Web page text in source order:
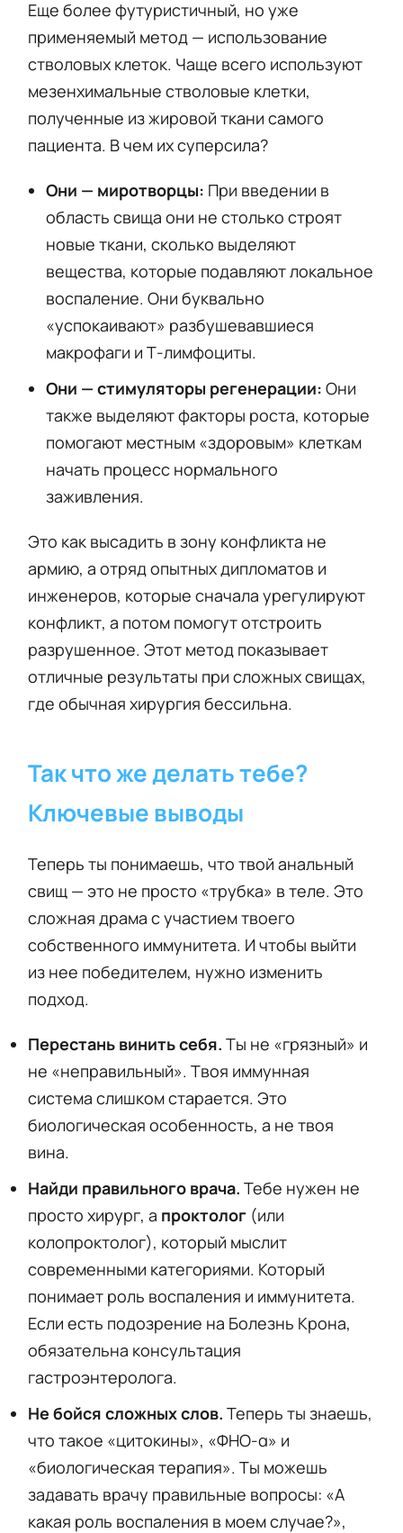
Еще более футуристичный, но уже
применяемый метод — использование
стволовых клеток. Чаще всего используют
мезенхимальные стволовые клетки,
полученные из жировой ткани самого
пациента. В чем их суперсила?
Они — миротворцы: При введении в
область свища они не столько строят
новые ткани, сколько выделяют
вещества, которые подавляют локальное
воспаление. Они буквально
«успокаивают» разбушевавшиеся
макрофаги и Т-лимфоциты.
Они — стимуляторы регенерации: Они
также выделяют факторы роста, которые
помогают местным «здоровым» клеткам
начать процесс нормального
заживления.
Это как высадить в зону конфликта не
армию, а отряд опытных дипломатов и
инженеров, которые сначала урегулируют
конфликт, а потом помогут отстроить
разрушенное. Этот метод показывает
отличные результаты при сложных свищах,
где обычная хирургия бессильна.
Так что же делать тебе?
Ключевые выводы
Теперь ты понимаешь, что твой анальный
свищ — это не просто «трубка» в теле. Это
сложная драма с участием твоего
собственного иммунитета. И чтобы выйти
из нее победителем, нужно изменить
подход.
Перестань винить себя. Ты не «грязный» и
не «неправильный». Твоя иммунная
система слишком старается. Это
биологическая особенность, а не твоя
вина.
Найди правильного врача. Тебе нужен не
просто хирург, а проктолог(или
колопроктолог), который мыслит
современными категориями. Который
понимает роль воспаления и иммунитета.
Если есть подозрение на Болезнь Крона,
обязательна консультация
гастроэнтеролога.
Не бойся сложных слов. Теперь ты знаешь,
что такое «цитокины», «ФНО-α» и
«биологическая терапия». Ты можешь
задавать врачу правильные вопросы: «А
какая роль воспаления в моем случае?»,